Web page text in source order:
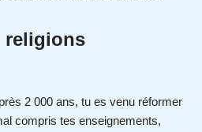
religions
2 000 ans, tu es venu réformer
compris tes enseignements,